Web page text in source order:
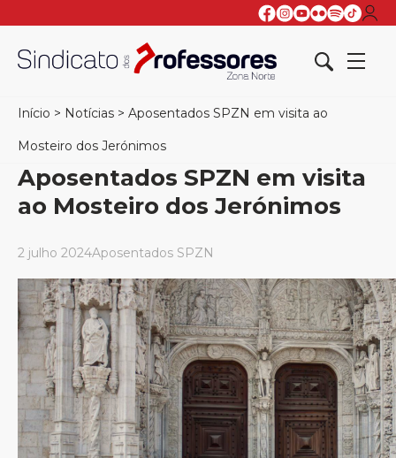
Início > Notícias > Aposentados SPZN em visita ao
Mosteiro dos Jerónimos
Aposentados SPZN em visita
ao Mosteiro dos Jerónimos
2 julho 2024Aposentados SPZN